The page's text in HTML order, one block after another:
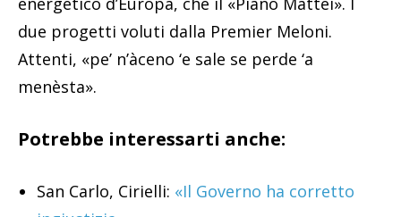
due progetti voluti dalla Premier Meloni.
Attenti, «pe’ n’àceno ‘e sale se perde ‘a
menèsta».
Potrebbe interessarti anche:
San Carlo, Cirielli: «Il Governo ha corretto